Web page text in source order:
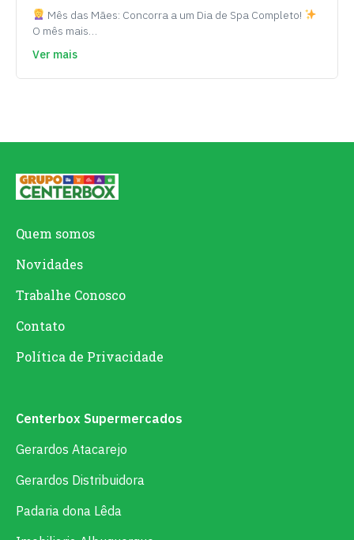
Mês das Mães: Concorra a um Dia de Spa Completo!
O mês mais…
Ver mais
Quem somos
Novidades
Trabalhe Conosco
Contato
Política de Privacidade
Centerbox Supermercados
Gerardos Atacarejo
Gerardos Distribuidora
Padaria dona Lêda